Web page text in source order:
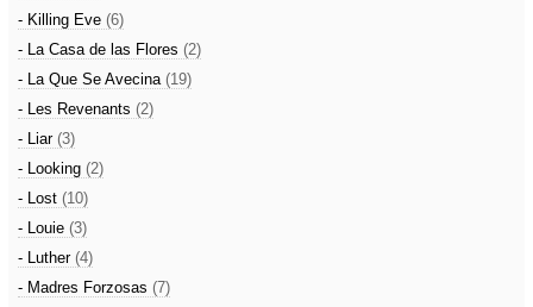
- Killing Eve (6)
- La Casa de las Flores (2)
- La Que Se Avecina (19)
- Les Revenants (2)
- Liar (3)
- Looking (2)
- Lost (10)
- Louie (3)
- Luther (4)
- Madres Forzosas (7)